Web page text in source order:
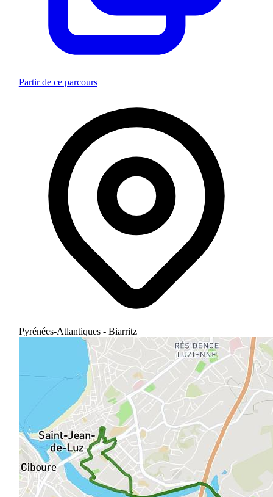
Partir de ce parcours
Pyrénées-Atlantiques - Biarritz